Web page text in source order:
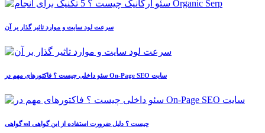
سرعت لود سایت و موارد تاثیر گذار بر آن
سئو داخلی چیست ؟ فاکتورهای مهم در On-Page SEO سایت
گواهی ssl چیست ؟ دلیل ضرورت استفاده از این گواهی